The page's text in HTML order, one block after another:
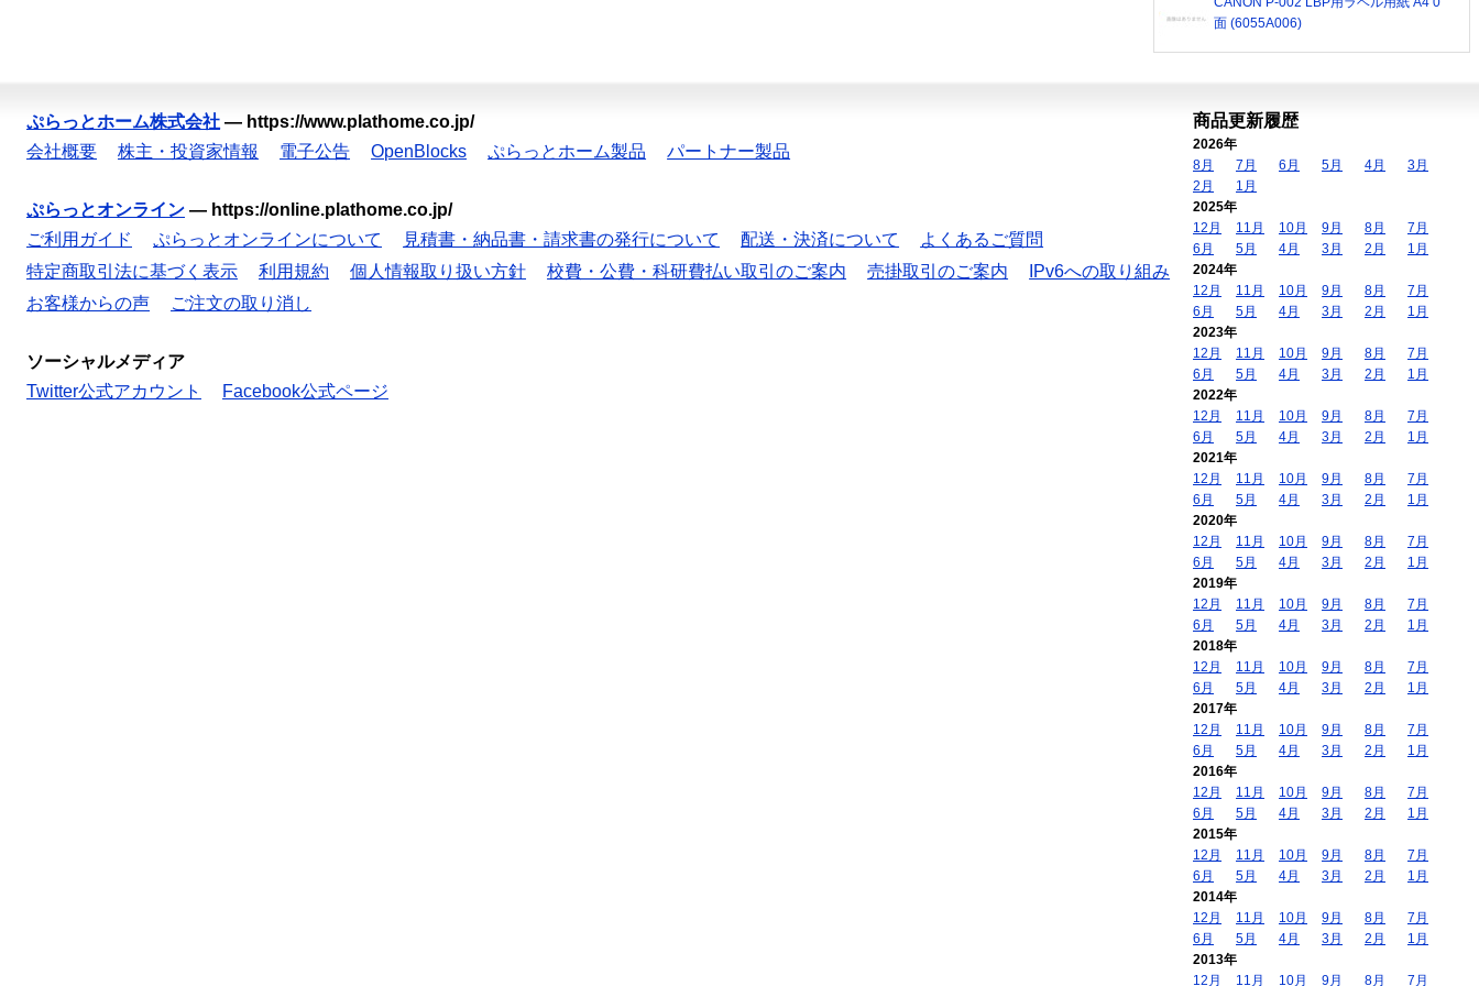
面 (6055A006)
ぷらっとホーム株式会社 — https://www.plathome.co.jp/
会社概要
株主・投資家情報 電子公告 OpenBlocks ぷらっとホーム製品 パートナー製品
ぷらっとオンライン — https://online.plathome.co.jp/
ご利用ガイド
ぷらっとオンラインについて 見積書・納品書・請求書の発行について 配送・決済について
よくあるご質問
特定商取引法に基づく表示
利用規約 個人情報取り扱い方針 校費・公費・科研費払い取引のご案内 売掛取引のご案内
IPv6への取り組み
お客様からの声
ご注文の取り消し
ソーシャルメディア
Twitter公式アカウント
Facebook公式ページ
商品更新履歴
2026年
8月
7月 6月 5月 4月
3月
2月
1月
2025年
12月
11月 10月 9月 8月
7月
6月
5月 4月 3月 2月
1月
2024年
12月
11月 10月 9月 8月
7月
6月
5月 4月 3月 2月
1月
2023年
12月
11月 10月 9月 8月
7月
6月
5月 4月 3月 2月
1月
2022年
12月
11月 10月 9月 8月
7月
6月
5月 4月 3月 2月
1月
2021年
12月
11月 10月 9月 8月
7月
6月
5月 4月 3月 2月
1月
2020年
12月
11月 10月 9月 8月
7月
6月
5月 4月 3月 2月
1月
2019年
12月
11月 10月 9月 8月
7月
6月
5月 4月 3月 2月
1月
2018年
12月
11月 10月 9月 8月
7月
6月
5月 4月 3月 2月
1月
2017年
12月
11月 10月 9月 8月
7月
6月
5月 4月 3月 2月
1月
2016年
12月
11月 10月 9月 8月
7月
6月
5月 4月 3月 2月
1月
2015年
12月
11月 10月 9月 8月
7月
6月
5月 4月 3月 2月
1月
2014年
12月
11月 10月 9月 8月
7月
6月
5月 4月 3月 2月
1月
2013年
12月
11月 10月 9月 8月 7月